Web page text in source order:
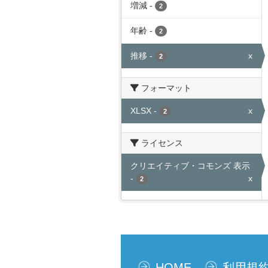
増減 - 2
年齢 - 2
推移 - 2 x
フォーマット
XLSX - 2 x
ライセンス
クリエイティブ・コモンズ 表示
-
2 x